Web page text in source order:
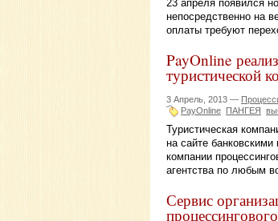
23 апреля появился
непосредственно на
оплаты требуют
PayOnline
туристической
3 Апрель, 2013 —
PayOnline ПАНГЕЯ
Туристическая
на сайте
компании
агентства по любым
Сервис